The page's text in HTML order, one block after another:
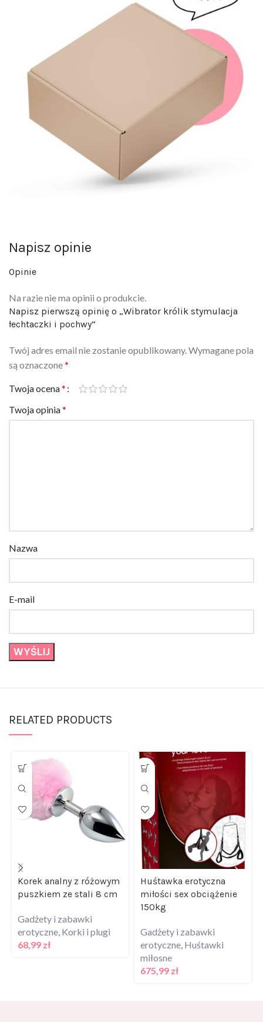
Napisz opinie
Opinie
Na razie nie ma opinii o produkcie.
Napisz pierwszą opinię o „Wibrator królik stymulacja
łechtaczki i pochwy”
Twój adres email nie zostanie opublikowany.Wymagane pola
są oznaczone*
Twoja ocena*
Twoja opinia*
Nazwa
E-mail
RELATED PRODUCTS
Korek analny z różowym
puszkiem ze stali 8 cm
Gadżety i zabawki
erotyczne, Korki i plugi
68,99 zł
Huśtawka erotyczna
miłości sex obciążenie
150kg
Gadżety i zabawki
erotyczne, Huśtawki
miłosne
675,99 zł